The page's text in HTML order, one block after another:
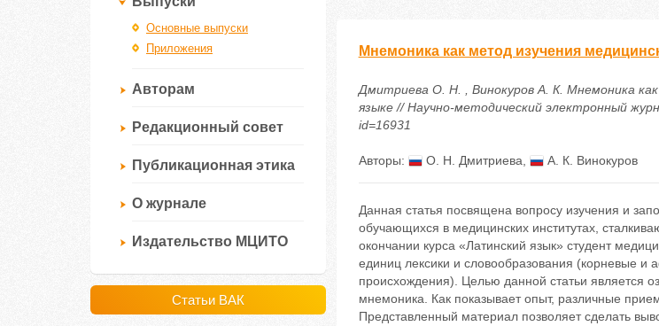
Основные выпуски
Приложения
Авторам
Редакционный совет
Публикационная этика
О журнале
Издательство МЦИТО
Статьи ВАК
Мнемоника как метод изучения
Дмитриева О. Н. , Винокуров А. К. Мнемоника
языке // Научно-методический электронный
id=16931
Авторы: О. Н. Дмитриева А. К. Винокуров
Данная статья посвящена вопросу изучения и
обучающихся в медицинских институтах,
окончании курса «Латинский язык» студент
единиц лексики и словообразования (корневые и
происхождения). Целью данной статьи является
мнемоника. Как показывает опыт, различные
Представленный материал позволяет сделать